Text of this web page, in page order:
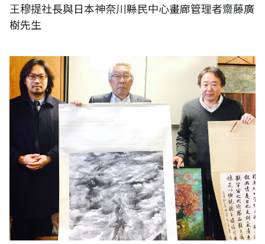
王穆提社長與日本神奈川縣民中心畫廊管理者齋藤廣
樹先生
日本東京都町田市文化・國際交流財團理事長 鷲北 秀樹 先生（原日本東
京都町田市副市長）